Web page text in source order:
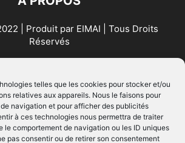
telles que les cookies pour stocker et/ou
relatives aux appareils. Nous le faisons pour
de navigation et pour afficher des publicités
à ces technologies nous permettra de traiter
le comportement de navigation ou les ID uniques
pas consentir ou de retirer son consentement
| Produit par EIMAI | Tous Droits
Réservés
SUIVEZ NOUS